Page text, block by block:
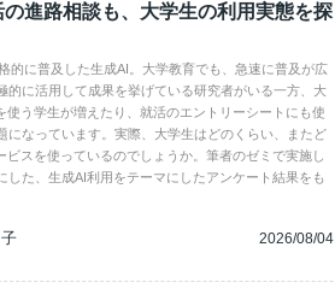
進路相談も、大学生の利用実態を探
的に普及した生成AI。大学教育でも、急速に普及が広
的に活用して成果を挙げている研究者がいる一方、大
使う学生が増えたり、就活のエントリーシートにも使
になっています。実際、大学生はどのくらい、またど
ビスを使っているのでしょうか。筆者のゼミで実施し
した、生成AI利用をテーマにしたアンケート結果をも
2026/08/04